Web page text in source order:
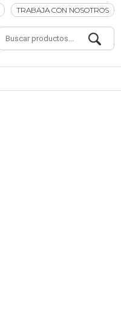
TRABAJA CON NOSOTROS